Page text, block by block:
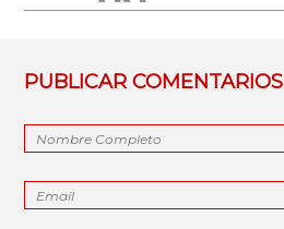
PUBLICAR COMENTARIOS